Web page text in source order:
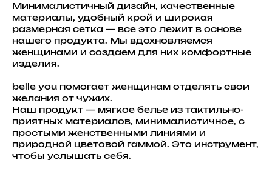
Минималистичный дизайн, качественные
материалы, удобный крой и широкая
размерная сетка — все это лежит в основе
нашего продукта. Мы вдохновляемся
женщинами и создаем для них комфортные
изделия.
belle you помогает женщинам отделять свои
желания от чужих.
Наш продукт — мягкое белье из тактильно-
приятных материалов, минималистичное, с
простыми женственными линиями и
природной цветовой гаммой. Это инструмент,
чтобы услышать себя.